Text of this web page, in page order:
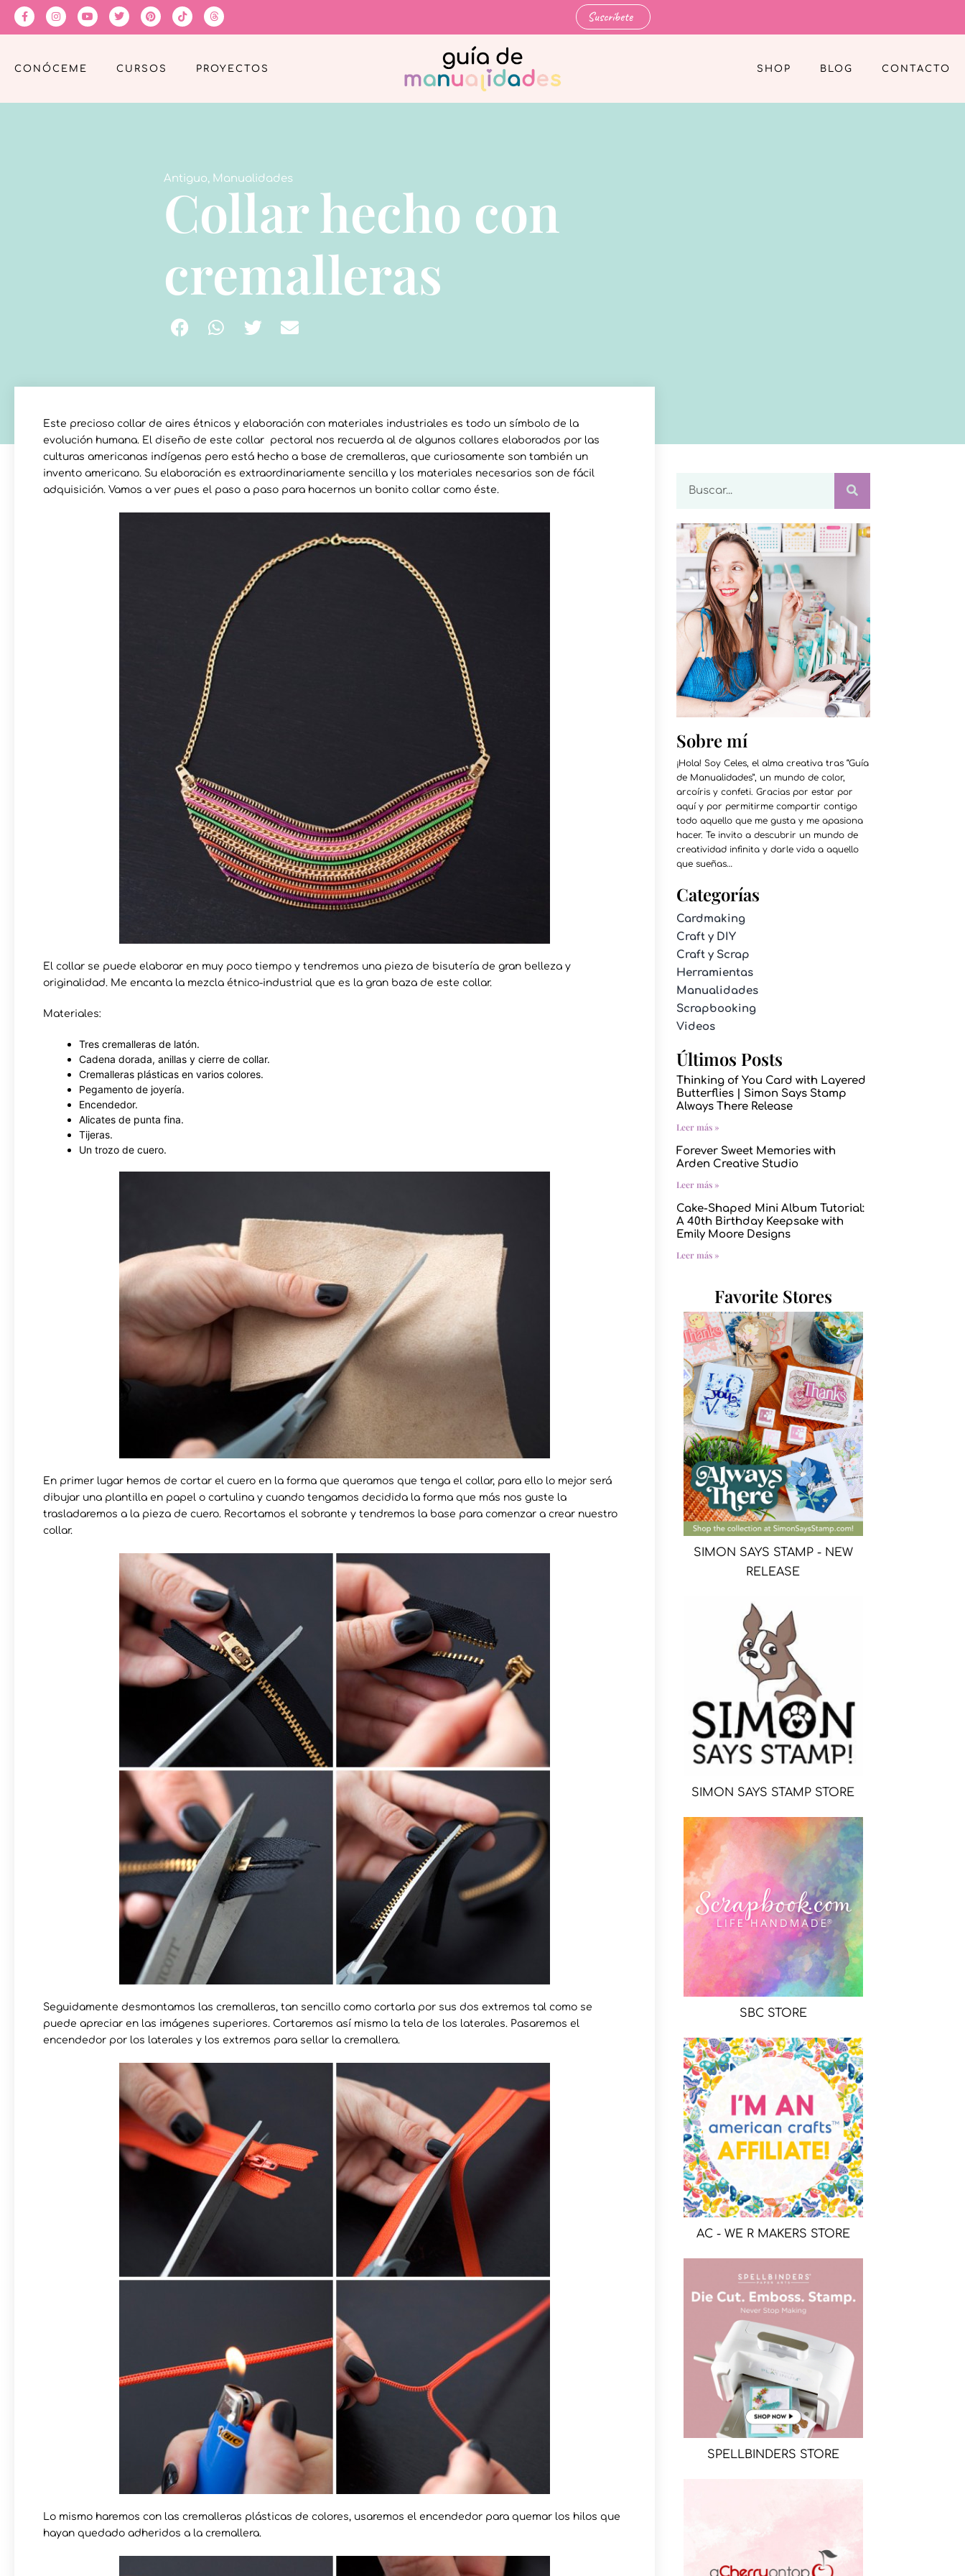
Suscríbete
CONÓCEME CURSOS PROYECTOS SHOP BLOG CONTACTO
Antiguo, Manualidades
Collar hecho con
cremalleras
Este precioso collar de aires étnicos y elaboración con materiales industriales es todo un símbolo de la
evolución humana. El diseño de este collar pectoral nos recuerda al de algunos collares elaborados por las
culturas americanas indígenas pero está hecho a base de cremalleras, que curiosamente son también un
invento americano. Su elaboración es extraordinariamente sencilla y los materiales necesarios son de fácil
adquisición. Vamos a ver pues el paso a paso para hacernos un bonito collar como éste.
El collar se puede elaborar en muy poco tiempo y tendremos una pieza de bisutería de gran belleza y
originalidad. Me encanta la mezcla étnico-industrial que es la gran baza de este collar.
Materiales:
Tres cremalleras de latón.
Cadena dorada, anillas y cierre de collar.
Cremalleras plásticas en varios colores.
Pegamento de joyería.
Encendedor.
Alicates de punta fina.
Tijeras.
Un trozo de cuero.
En primer lugar hemos de cortar el cuero en la forma que queramos que tenga el collar, para ello lo mejor será
dibujar una plantilla en papel o cartulina y cuando tengamos decidida la forma que más nos guste la
trasladaremos a la pieza de cuero. Recortamos el sobrante y tendremos la base para comenzar a crear nuestro
collar.
Seguidamente desmontamos las cremalleras, tan sencillo como cortarla por sus dos extremos tal como se
puede apreciar en las imágenes superiores. Cortaremos así mismo la tela de los laterales. Pasaremos el
encendedor por los laterales y los extremos para sellar la cremallera.
Lo mismo haremos con las cremalleras plásticas de colores, usaremos el encendedor para quemar los hilos que
hayan quedado adheridos a la cremallera.
Sobre mí
¡Hola! Soy Celes, el alma creativa tras “Guía
de Manualidades”, un mundo de color,
arcoíris y confeti. Gracias por estar por
aquí y por permitirme compartir contigo
todo aquello que me gusta y me apasiona
hacer. Te invito a descubrir un mundo de
creatividad infinita y darle vida a aquello
que sueñas…
Categorías
Cardmaking
Craft y DIY
Craft y Scrap
Herramientas
Manualidades
Scrapbooking
Videos
Últimos Posts
Thinking of You Card with Layered
Butterflies | Simon Says Stamp
Always There Release
Leer más »
Forever Sweet Memories with
Arden Creative Studio
Leer más »
Cake-Shaped Mini Album Tutorial:
A 40th Birthday Keepsake with
Emily Moore Designs
Leer más »
Favorite Stores
SIMON SAYS STAMP - NEW
RELEASE
SIMON SAYS STAMP STORE
SBC STORE
AC - WE R MAKERS STORE
SPELLBINDERS STORE